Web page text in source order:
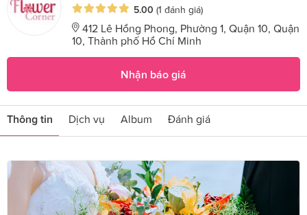
5.00 (1 đánh giá)
412 Lê Hồng Phong, Phường 1, Quận 10, Quận
10, Thành phố Hồ Chí Minh
Nhận báo giá
Thông tin Dịch vụ Album Đánh giá